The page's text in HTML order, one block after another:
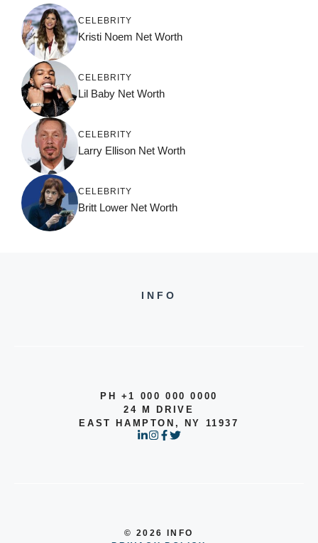
CELEBRITY
Kristi Noem Net Worth
CELEBRITY
Lil Baby Net Worth
CELEBRITY
Larry Ellison Net Worth
CELEBRITY
Britt Lower Net Worth
INFO
PH +1 000 000 0000
24 M DRIVE
EAST HAMPTON, NY 11937
© 2026 INFO